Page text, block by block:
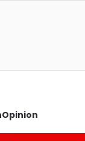
Opinion